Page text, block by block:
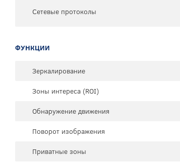
Сетевые протоколы
ФУНКЦИИ
Зеркалирование
Зоны интереса (ROI)
Обнаружение движения
Поворот изображения
Приватные зоны